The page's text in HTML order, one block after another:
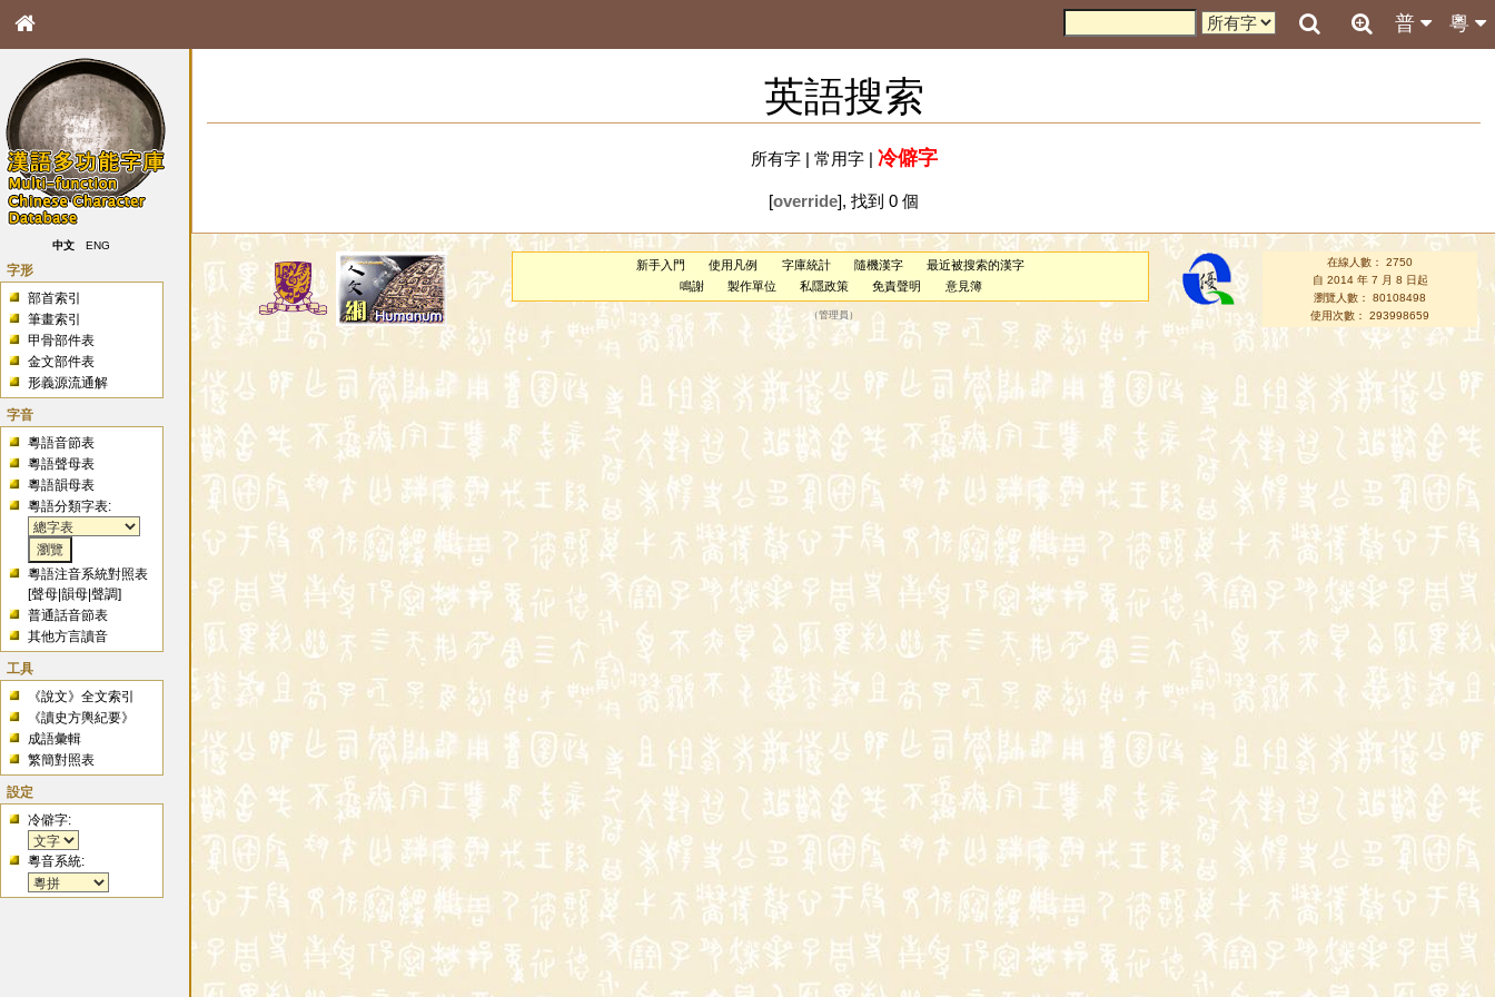
粵
普
中文 ENG
字形
部首索引
筆畫索引
甲骨部件表
金文部件表
形義源流通解
字音
粵語音節表
粵語聲母表
粵語韻母表
粵語分類字表:
粵語注音系統對照表
[聲母 |韻母 |聲調]
普通話音節表
其他方言讀音
工具
《說文》全文索引
《讀史方輿紀要》
成語彙輯
繁簡對照表
設定
冷僻字:
粵音系統:
英語搜索
所有字| 常用字| 冷僻字
[override], 找到 0 個
新手入門 使用凡例 字庫統計 隨機漢字
最近被搜索的漢字
鳴謝
製作單位 私隱政策 免責聲明 意見簿
（管理員 ）
在線人數： 2750
自 2014 年 7 月 8 日起
瀏覽人數： 80108498
使用次數： 293998659